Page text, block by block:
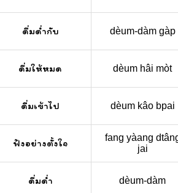
ดื่มด่ำกับ dèum-dàm gàp
ดื่มให้หมด dèum hâi mòt
ดื่มเข้าไป dèum kâo bpai
ฟังอย่างตั้งใจ
fang yàang
jai
ดื่มด่ำ dèum-dàm